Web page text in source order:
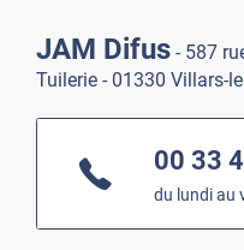
JAM Difus - 587
Tuilerie - 01330 Villars-
00 33
du lundi au